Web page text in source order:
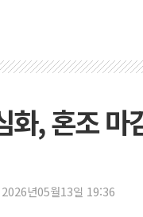
, 혼조 마
2026년05월13일 19:36